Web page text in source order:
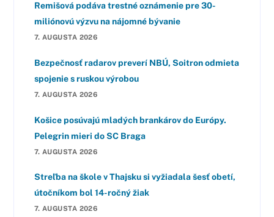
Remišová podáva trestné oznámenie pre 30-
miliónovú výzvu na nájomné bývanie
7. AUGUSTA 2026
Bezpečnosť radarov preverí NBÚ, Soitron odmieta
spojenie s ruskou výrobou
7. AUGUSTA 2026
Košice posúvajú mladých brankárov do Európy.
Pelegrin mieri do SC Braga
7. AUGUSTA 2026
Streľba na škole v Thajsku si vyžiadala šesť obetí,
útočníkom bol 14-ročný žiak
7. AUGUSTA 2026